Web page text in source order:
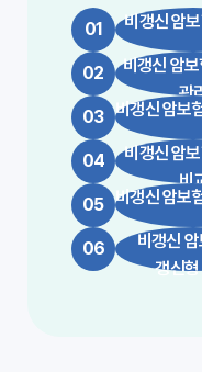
01 비갱신 암
02
비갱신 암
관
03 비갱신 암보
04
비갱신 암
비
05 비갱신 암보
06
비갱신
갱신